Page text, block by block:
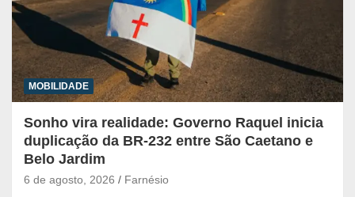
MOBILIDADE
Sonho vira realidade: Governo Raquel inicia
duplicação da BR-232 entre São Caetano e
Belo Jardim
6 de agosto, 2026 Farnésio